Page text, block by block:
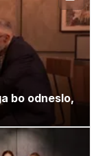
bo odneslo,